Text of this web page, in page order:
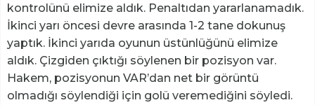
kontrolünü elimize aldık. Penaltıdan yararlanamadık.
İkinci yarı öncesi devre arasında 1-2 tane dokunuş
yaptık. İkinci yarıda oyunun üstünlüğünü elimize
aldık. Çizgiden çıktığı söylenen bir pozisyon var.
Hakem, pozisyonun VAR’dan net bir görüntü
olmadığı söylendiği için golü veremediğini söyledi.